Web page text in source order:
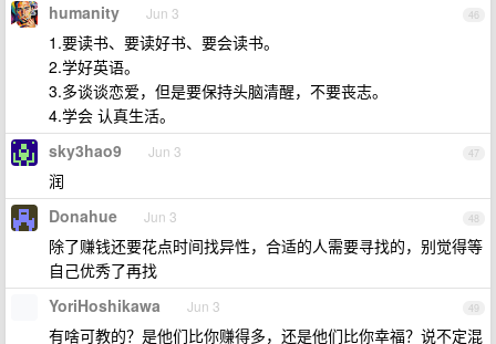
46
humanity Jun 3
1.要读书、要读好书、要会读书。
2.学好英语。
3.多谈谈恋爱，但是要保持头脑清醒，不要丧志。
4.学会 认真生活。
47
sky3hao9 Jun 3
润
48
Donahue Jun 3
除了赚钱还要花点时间找异性，合适的人需要寻找的，别觉得等
自己优秀了再找
49
YoriHoshikawa Jun 3
有啥可教的？是他们比你赚得多，还是他们比你幸福？说不定混